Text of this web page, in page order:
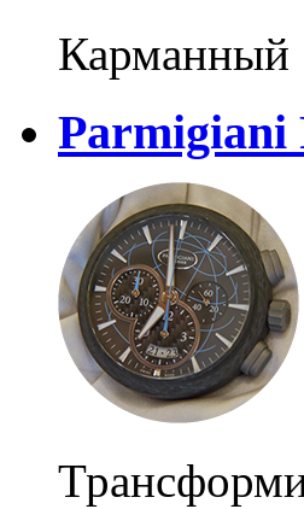
Карманный
Parmigiani